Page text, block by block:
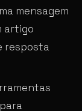
mensagem
artigo
resposta